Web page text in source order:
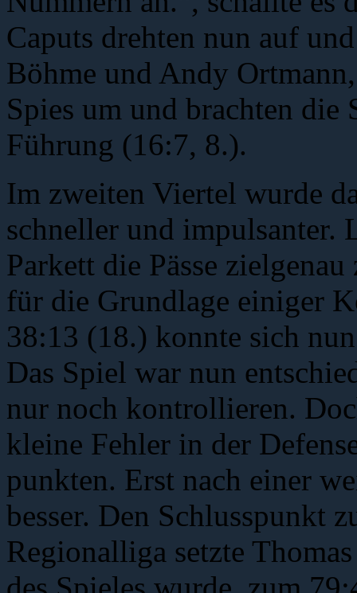
Caputs drehten nun auf
Böhme und Andy
Spies um und brachten die
Führung (16:7, 8.).
Im zweiten Viertel wurde
schneller und impulsanter.
Parkett die Pässe
für die Grundlage einiger
38:13 (18.) konnte sich
Das Spiel war nun
nur noch kontrollieren.
kleine Fehler in der
punkten. Erst nach einer
besser. Den Schlusspunkt
Regionalliga setzte